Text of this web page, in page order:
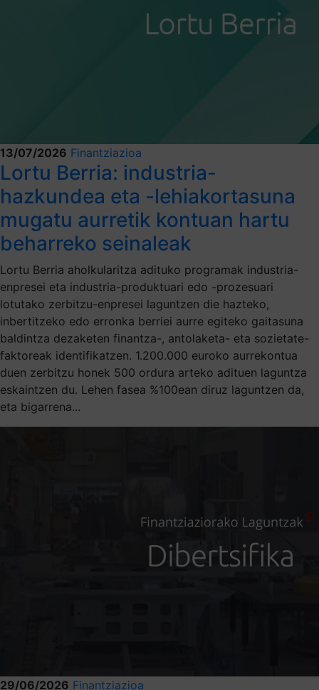
13/07/2026 Finantziazioa
Lortu Berria: industria-
hazkundea eta -lehiakortasuna
mugatu aurretik kontuan hartu
beharreko seinaleak
Lortu Berria aholkularitza adituko programak industria-
enpresei eta industria-produktuari edo -prozesuari
lotutako zerbitzu-enpresei laguntzen die hazteko,
inbertitzeko edo erronka berriei aurre egiteko gaitasuna
baldintza dezaketen finantza-, antolaketa- eta sozietate-
faktoreak identifikatzen. 1.200.000 euroko aurrekontua
duen zerbitzu honek 500 ordura arteko adituen laguntza
eskaintzen du. Lehen fasea %100ean diruz laguntzen da,
eta bigarrena...
29/06/2026 Finantziazioa